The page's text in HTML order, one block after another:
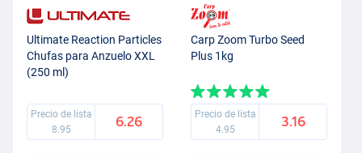
Ultimate Reaction Particles
Chufas para Anzuelo XXL
(250 ml)
Precio de lista
8.95
6.26
Carp Zoom Turbo Seed
Plus 1kg
Precio de lista
4.95
3.16